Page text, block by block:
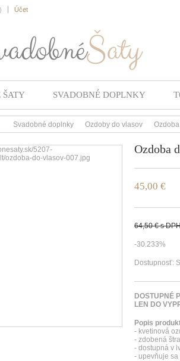
) Účet
ŠATY SVADOBNÉ DOPLNKY
>
Svadobné doplnky
>
Ozdoby do vlasov
>
Ozdoba
45,00 €
64,50 €s
-30.233%
Dostupnosť:
DOSTUPNÉ
LEN DO
Popis
- kvetinová
- zdobená
- dostupná v
- upevňuje sa